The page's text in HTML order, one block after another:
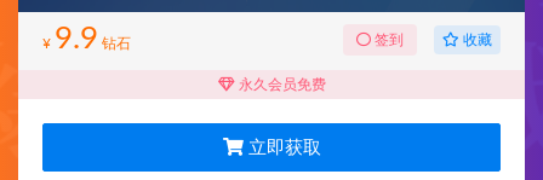
¥ 9.9 钻石 签到 收藏
永久会员免费
立即获取